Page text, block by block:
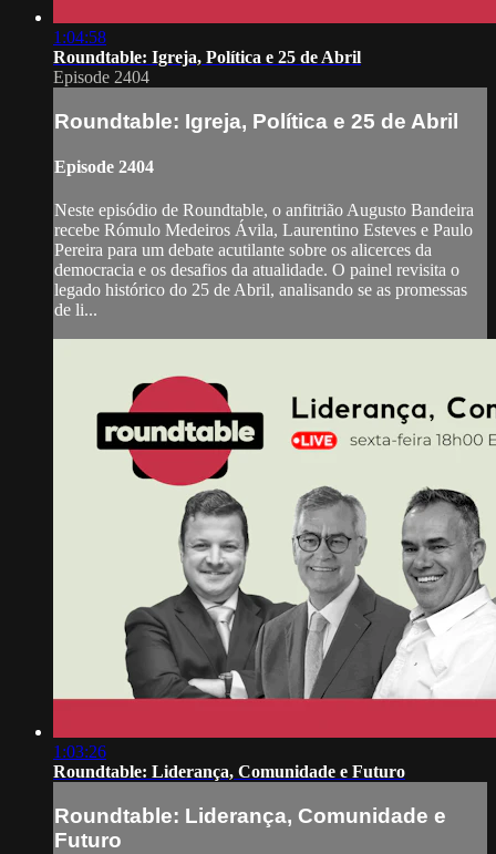
1:04:58
Roundtable: Igreja, Política e 25 de Abril
Episode 2404
Roundtable: Igreja, Política e 25 de Abril
Episode 2404
Neste episódio de Roundtable, o anfitrião Augusto Bandeira
recebe Rómulo Medeiros Ávila, Laurentino Esteves e Paulo
Pereira para um debate acutilante sobre os alicerces da
democracia e os desafios da atualidade. O painel revisita o
legado histórico do 25 de Abril, analisando se as promessas
de li...
1:03:26
Roundtable: Liderança, Comunidade e Futuro
Roundtable: Liderança, Comunidade e
Futuro